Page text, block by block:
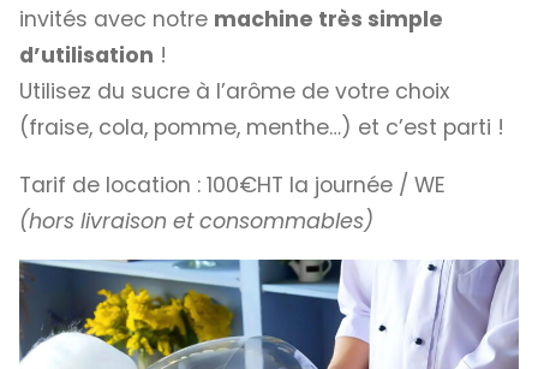
invités avec notre machine très simple
d’utilisation !
Utilisez du sucre à l’arôme de votre choix
(fraise, cola, pomme, menthe…) et c’est parti !
Tarif de location : 100€HT la journée / WE
(hors livraison et consommables)